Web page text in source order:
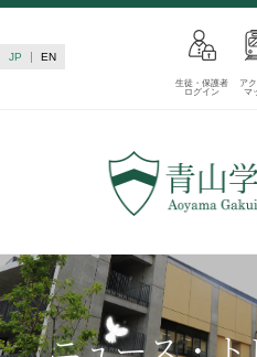
JP EN
生徒・保護者
ログイン
ア
マ
高等部の歴史
生徒数・教職員数
一貫校の流れ
卒業後の進路